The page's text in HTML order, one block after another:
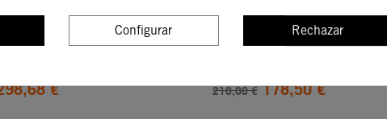
€
Kit De Pistón
210,00 € 178,50 €
Configurar Rechazar